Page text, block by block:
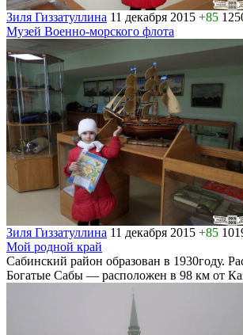
Зиля Гиззатуллина 11 декабря 2015 +85
Музей Военно-морского флота
Зиля Гиззатуллина 11 декабря 2015 +85
Мой родной край
Сабинский район образован в 1930году.
Богатые Сабы — расположен в 98 км от